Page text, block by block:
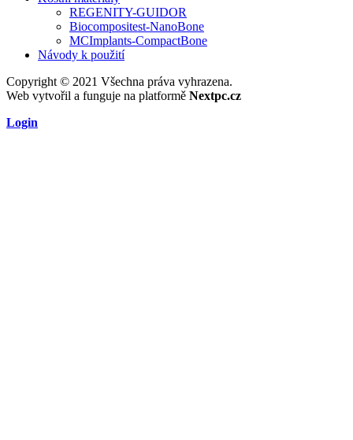
REGENITY-GUIDOR
Biocompositest-NanoBone
MCImplants-CompactBone
Návody k použití
Copyright © 2021 Všechna práva vyhrazena.
Web vytvořil a funguje na platformě Nextpc.cz
Login